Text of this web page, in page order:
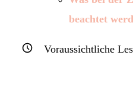
beachtet
Voraussichtliche